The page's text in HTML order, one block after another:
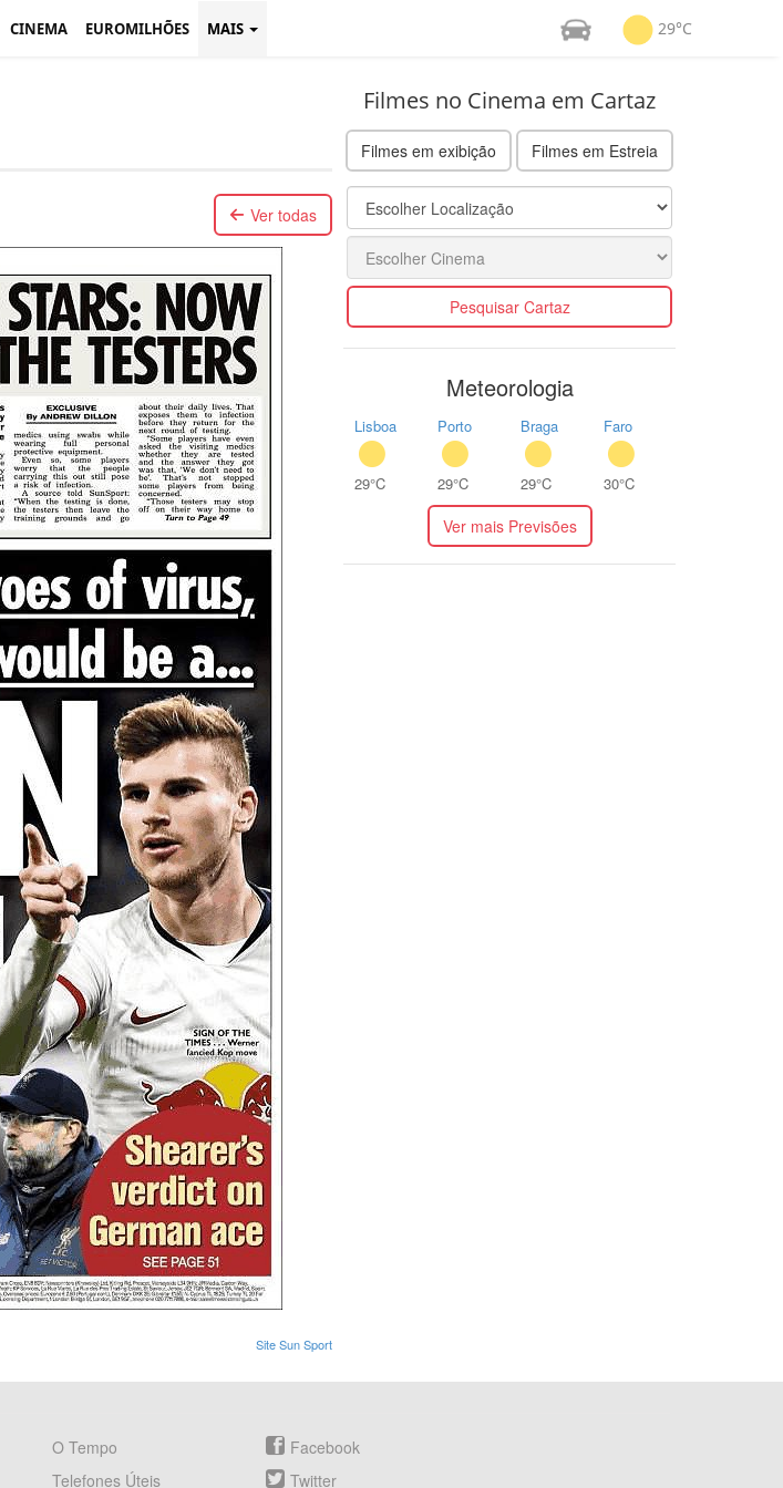
CINEMA EUROMILHÕES MAIS 29°C
Ver todas
Site Sun Sport
Filmes no Cinema em Cartaz
Filmes em exibição Filmes em Estreia
Pesquisar Cartaz
Meteorologia
Lisboa
29°C
Porto
29°C
Braga
29°C
Faro
30°C
Ver mais Previsões
O Tempo
Telefones Úteis
Facebook
Twitter